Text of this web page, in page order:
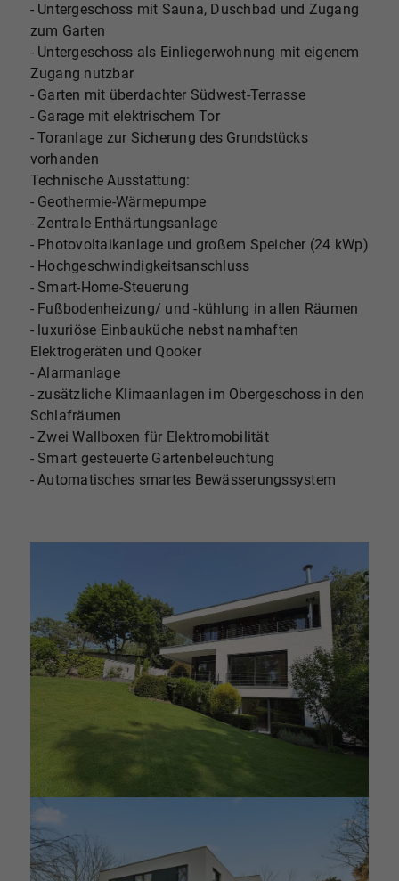
- Untergeschoss mit Sauna, Duschbad und Zugang
zum Garten
- Untergeschoss als Einliegerwohnung mit eigenem
Zugang nutzbar
- Garten mit überdachter Südwest-Terrasse
- Garage mit elektrischem Tor
- Toranlage zur Sicherung des Grundstücks
vorhanden
Technische Ausstattung:
- Geothermie-Wärmepumpe
- Zentrale Enthärtungsanlage
- Photovoltaikanlage und großem Speicher (24 kWp)
- Hochgeschwindigkeitsanschluss
- Smart-Home-Steuerung
- Fußbodenheizung/ und -kühlung in allen Räumen
- luxuriöse Einbauküche nebst namhaften
Elektrogeräten und Qooker
- Alarmanlage
- zusätzliche Klimaanlagen im Obergeschoss in den
Schlafräumen
- Zwei Wallboxen für Elektromobilität
- Smart gesteuerte Gartenbeleuchtung
- Automatisches smartes Bewässerungssystem